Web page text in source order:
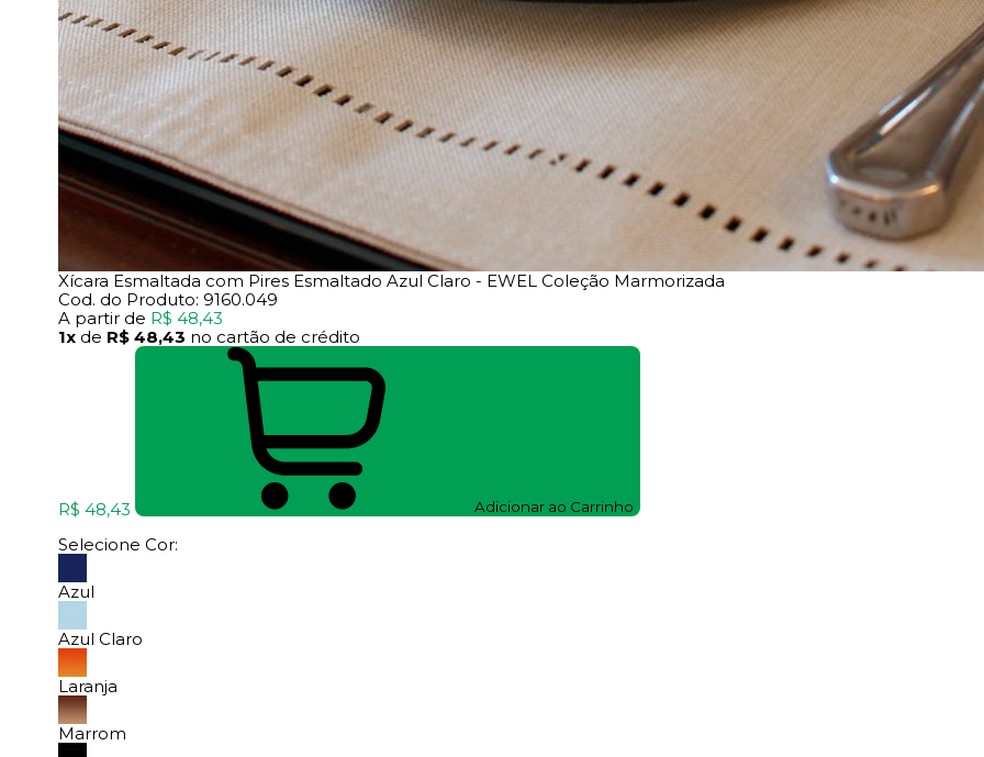
Xícara Esmaltada com Pires Esmaltado Azul Claro - EWEL Coleção Marmorizada
Cod. do Produto: 9160.049
A partir de R$ 48,43
1x de R$ 48,43 no cartão de crédito
R$ 48,43 Adicionar ao Carrinho
Selecione Cor:
Azul
Azul Claro
Laranja
Marrom